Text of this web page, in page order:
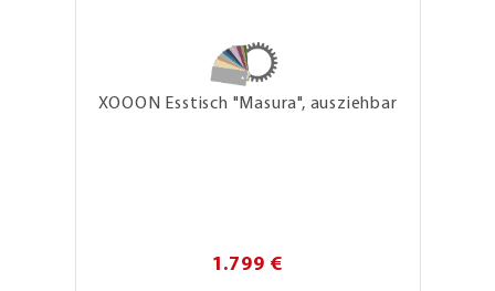
XOOON Esstisch "Masura", ausziehbar
1.799 €